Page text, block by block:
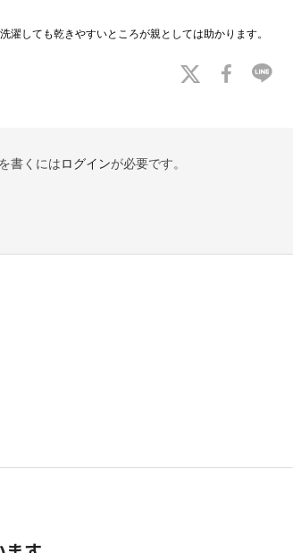
しても乾きやすいところが親としては助かります。
書くにはログインが必要です。